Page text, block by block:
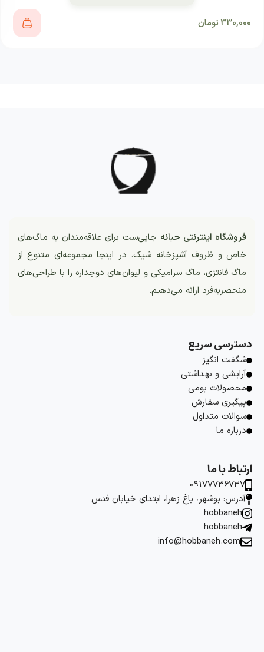
330,000تومان
فروشگاه اینترنتی حبانه جایی‌ست برای علاقه‌مندان به ماگ‌های
خاص و ظروف آشپزخانه شیک. در اینجا مجموعه‌ای متنوع از
ماگ فانتزی، ماگ سرامیکی و لیوان‌های دوجداره را با طراحی‌های
منحصربه‌فرد ارائه می‌دهیم.
دسترسی سریع
شگفت انگیز
آرایشی و بهداشتی
محصولات بومی
پیگیری سفارش
سوالات متداول
درباره ما
ارتباط با ما
09177736737
آدرس: بوشهر، باغ زهرا، ابتدای خیابان فنس
hobbaneh
hobbaneh
info@hobbaneh.com